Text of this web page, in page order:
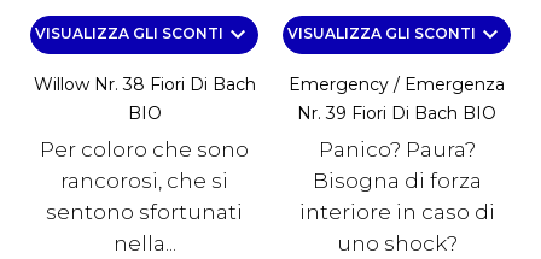
VISUALIZZA GLI SCONTI keyboard_arrow_down
Willow Nr. 38 Fiori Di Bach
BIO
Per coloro che sono
rancorosi, che si
sentono sfortunati
nella...
VISUALIZZA GLI SCONTI keyboard_arrow_down
Emergency / Emergenza
Nr. 39 Fiori Di Bach BIO
Panico? Paura?
Bisogna di forza
interiore in caso di
uno shock?